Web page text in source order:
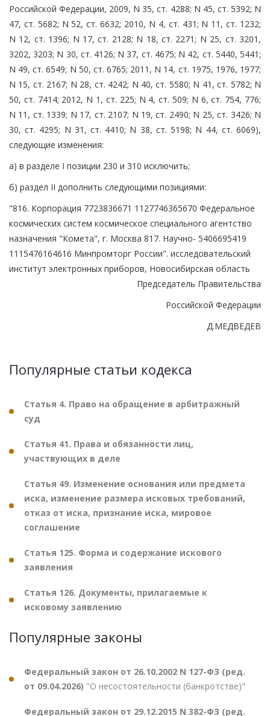
Российской Федерации, 2009, N 35, ст. 4288; N 45, ст. 5392; N
47, ст. 5682; N 52, ст. 6632; 2010, N 4, ст. 431; N 11, ст. 1232;
N 12, ст. 1396; N 17, ст. 2128; N 18, ст. 2271; N 25, ст. 3201,
3202, 3203; N 30, ст. 4126; N 37, ст. 4675; N 42, ст. 5440, 5441;
N 49, ст. 6549; N 50, ст. 6765; 2011, N 14, ст. 1975, 1976, 1977;
N 15, ст. 2167; N 28, ст. 4242; N 40, ст. 5580; N 41, ст. 5782; N
50, ст. 7414; 2012, N 1, ст. 225; N 4, ст. 509; N 6, ст. 754, 776;
N 11, ст. 1339; N 17, ст. 2107; N 19, ст. 2490; N 25, ст. 3426; N
30, ст. 4295; N 31, ст. 4410; N 38, ст. 5198; N 44, ст. 6069),
следующие изменения:
а) в разделе I позиции 230 и 310 исключить;
б) раздел II дополнить следующими позициями:
"816. Корпорация 7723836671 1127746365670 Федеральное
космических систем космическое специального агентство
назначения "Комета", г. Москва 817. Научно- 5406695419
1115476164616 Минпромторг России". исследовательский
институт электронных приборов, Новосибирская область
Председатель Правительства
Российской Федерации
Д.МЕДВЕДЕВ
Популярные статьи кодекса
Статья 4. Право на обращение в арбитражный
суд
Статья 41. Права и обязанности лиц,
участвующих в деле
Статья 49. Изменение основания или предмета
иска, изменение размера исковых требований,
отказ от иска, признание иска, мировое
соглашение
Статья 125. Форма и содержание искового
заявления
Статья 126. Документы, прилагаемые к
исковому заявлению
Популярные законы
Федеральный закон от 26.10.2002 N 127-ФЗ (ред.
от 09.04.2026) "О несостоятельности (банкротстве)"
Федеральный закон от 29.12.2015 N 382-ФЗ (ред.